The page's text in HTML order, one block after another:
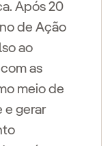
Após 20
de Ação
ao
as
meio de
e gerar